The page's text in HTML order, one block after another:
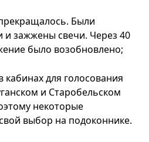
Были
зажжены свечи. Через 40
было возобновлено;
для голосования
и Старобельском
некоторые
выбор на подоконнике.